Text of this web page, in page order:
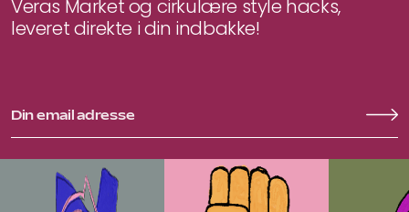
Veras Market og cirkulære style hacks,
leveret direkte i din indbakke!